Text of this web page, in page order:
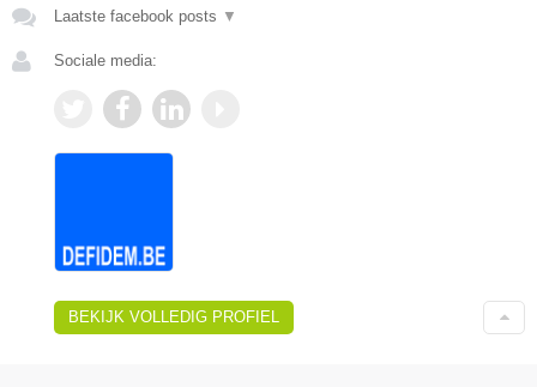
Laatste facebook posts ▼
Sociale media:
BEKIJK VOLLEDIG PROFIEL